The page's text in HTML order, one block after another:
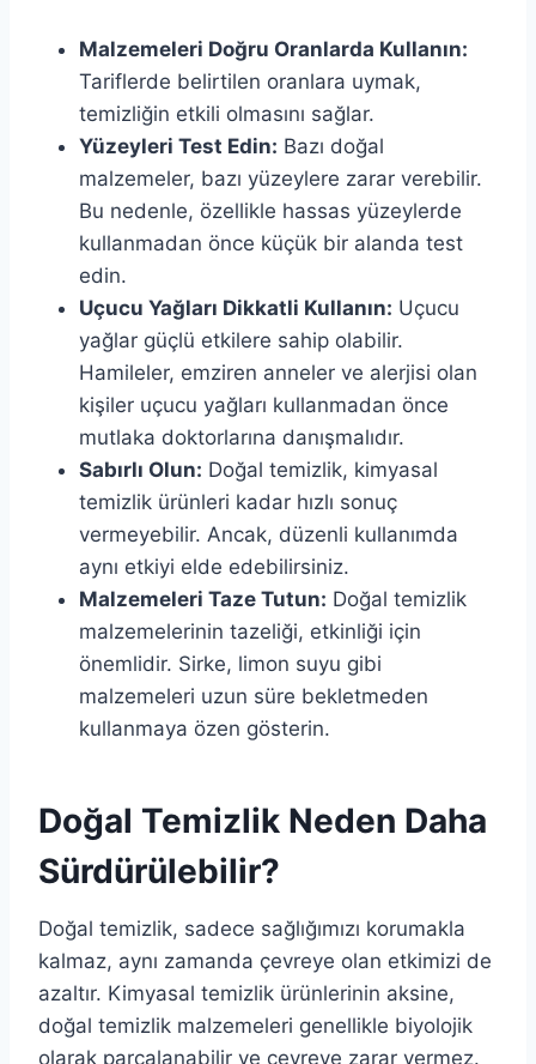
Malzemeleri Doğru Oranlarda Kullanın:
Tariflerde belirtilen oranlara uymak,
temizliğin etkili olmasını sağlar.
Yüzeyleri Test Edin: Bazı doğal
malzemeler, bazı yüzeylere zarar verebilir.
Bu nedenle, özellikle hassas yüzeylerde
kullanmadan önce küçük bir alanda test
edin.
Uçucu Yağları Dikkatli Kullanın: Uçucu
yağlar güçlü etkilere sahip olabilir.
Hamileler, emziren anneler ve alerjisi olan
kişiler uçucu yağları kullanmadan önce
mutlaka doktorlarına danışmalıdır.
Sabırlı Olun: Doğal temizlik, kimyasal
temizlik ürünleri kadar hızlı sonuç
vermeyebilir. Ancak, düzenli kullanımda
aynı etkiyi elde edebilirsiniz.
Malzemeleri Taze Tutun: Doğal temizlik
malzemelerinin tazeliği, etkinliği için
önemlidir. Sirke, limon suyu gibi
malzemeleri uzun süre bekletmeden
kullanmaya özen gösterin.
Doğal Temizlik Neden Daha
Sürdürülebilir?
Doğal temizlik, sadece sağlığımızı korumakla
kalmaz, aynı zamanda çevreye olan etkimizi de
azaltır. Kimyasal temizlik ürünlerinin aksine,
doğal temizlik malzemeleri genellikle biyolojik
olarak parçalanabilir ve çevreye zarar vermez.